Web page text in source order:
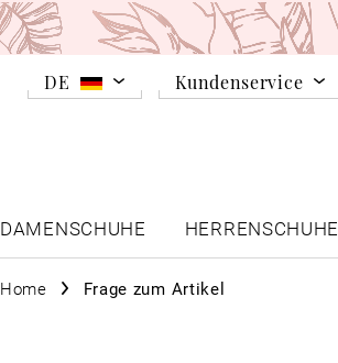
DE Kundenservice
DAMENSCHUHE
HERRENSCHUHE
Home Frage zum Artikel